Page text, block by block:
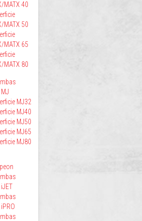
MATX 40
MATX 50
MATX 65
MATX 80
MJ32
MJ40
MJ50
MJ65
MJ80